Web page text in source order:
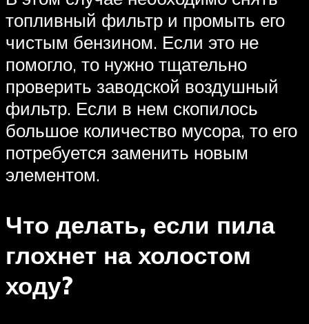
топливный фильтр и промыть его
чистым бензином. Если это не
помогло, то нужно тщательно
проверить заводской воздушный
фильтр. Если в нем скопилось
большое количество мусора, то его
потребуется заменить новым
элементом.
Что делать, если пила
глохнет на холостом
ходу?